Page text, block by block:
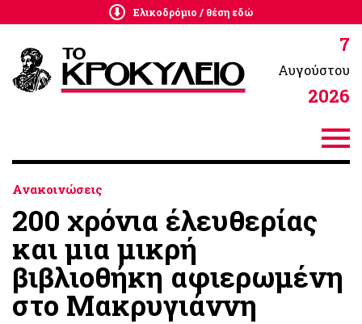
7
Αυγούστου
2026
Ελικοδρόμιο / θέση εδώ
Ανακοινώσεις
200 χρόνια έλευθερίας
και μια μικρή
βιβλιοθήκη αφιερωμένη
στο Μακρυγιάννη